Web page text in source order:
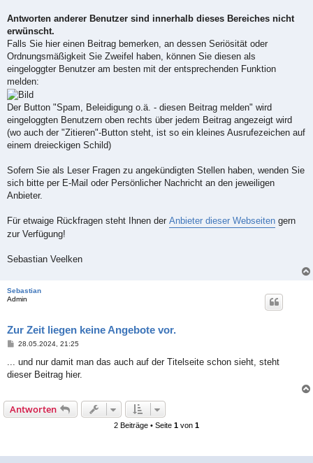
Antworten anderer Benutzer sind innerhalb dieses Bereiches nicht
erwünscht.
Falls Sie hier einen Beitrag bemerken, an dessen Seriösität oder
Ordnungsmäßigkeit Sie Zweifel haben, können Sie diesen als
eingeloggter Benutzer am besten mit der entsprechenden Funktion
melden:
Der Button "Spam, Beleidigung o.ä. - diesen Beitrag melden" wird
eingeloggten Benutzern oben rechts über jedem Beitrag angezeigt wird
(wo auch der "Zitieren"-Button steht, ist so ein kleines Ausrufezeichen auf
einem dreieckigen Schild)
Sofern Sie als Leser Fragen zu angekündigten Stellen haben, wenden Sie
sich bitte per E-Mail oder Persönlicher Nachricht an den jeweiligen
Anbieter.
Für etwaige Rückfragen steht Ihnen der Anbieter dieser Webseiten gern
zur Verfügung!
Sebastian Veelken
Sebastian
Admin
Zur Zeit liegen keine Angebote vor.
B
r
28.05.2024, 21:25
... und nur damit man das auch auf der Titelseite schon sieht, steht
dieser Beitrag hier.
Antworten
2 Beiträge • Seite 1 von 1